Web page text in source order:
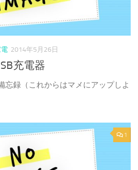
2014年5月26日
充電器
忘録（これからはマメにアップしよ
1